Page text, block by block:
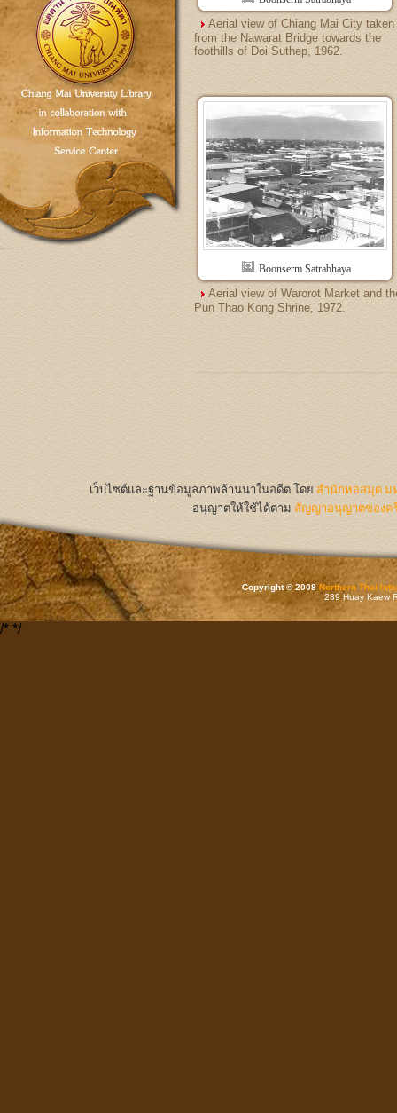
Aerial view of Chiang Mai City taken
from the Nawarat Bridge towards the
foothills of Doi Suthep, 1962.
Boonserm Satrabhaya
Aerial view of Warorot Market and
Pun Thao Kong Shrine, 1972.
เว็บไซต์และฐานข้อมูลภาพล้านนาในอดีต โดย สำนักหอสมุด ม
อนุญาตให้ใช้ได้ตาม สัญญาอนุญาตของค
Copyright © 2008Northern Thai
239 Huay Kaew
/* */